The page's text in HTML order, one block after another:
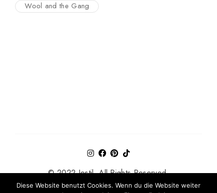
Wool and the Gang
© 2022 Jestil. All Rights Reserved.
Diese Website benutzt Cookies. Wenn du die Website weiter